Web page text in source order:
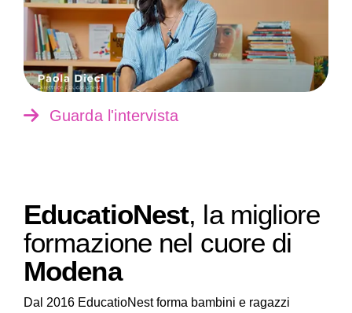
Guarda l'intervista
EducatioNest, la migliore
formazione nel cuore di
Modena
Dal 2016 EducatioNest forma bambini e ragazzi